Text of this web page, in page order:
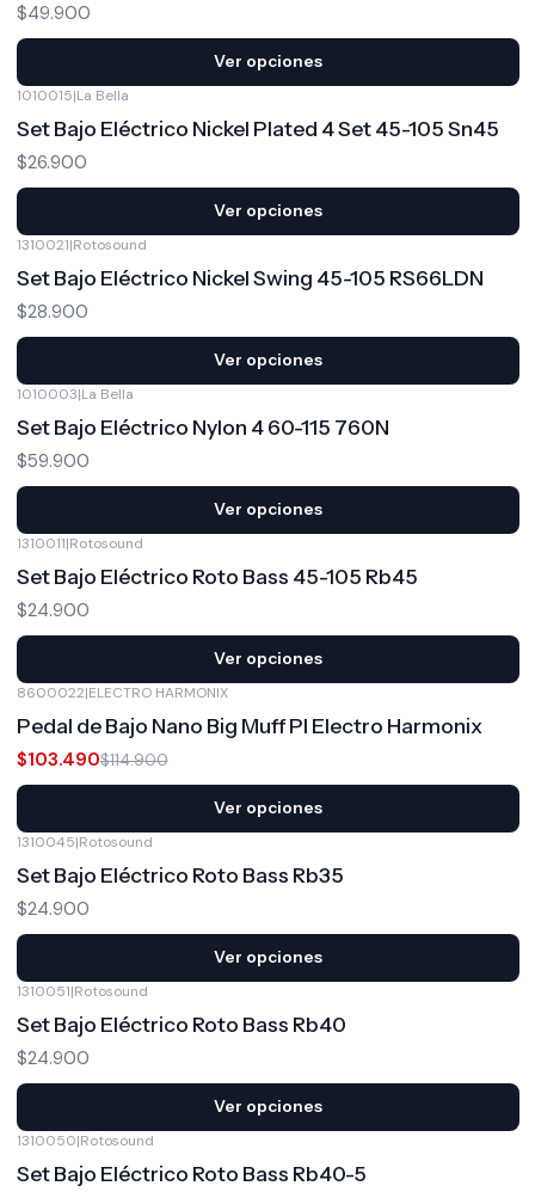
$49.900
Ver opciones
1010015|La Bella
Set Bajo Eléctrico Nickel Plated 4 Set 45-105 Sn45
$26.900
Ver opciones
1310021|Rotosound
Set Bajo Eléctrico Nickel Swing 45-105 RS66LDN
$28.900
Ver opciones
1010003|La Bella
Set Bajo Eléctrico Nylon 4 60-115 760N
$59.900
Ver opciones
1310011|Rotosound
Set Bajo Eléctrico Roto Bass 45-105 Rb45
$24.900
Ver opciones
8600022|ELECTRO HARMONIX
Pedal de Bajo Nano Big Muff PI Electro Harmonix
$103.490$114.900
Ver opciones
1310045|Rotosound
Set Bajo Eléctrico Roto Bass Rb35
$24.900
Ver opciones
1310051|Rotosound
Set Bajo Eléctrico Roto Bass Rb40
$24.900
Ver opciones
1310050|Rotosound
Set Bajo Eléctrico Roto Bass Rb40-5